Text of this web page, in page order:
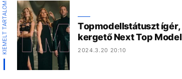
KIEMELT TARTALOM
Topmodellstátuszt
kergető Next Top
2024.3.20 20:10